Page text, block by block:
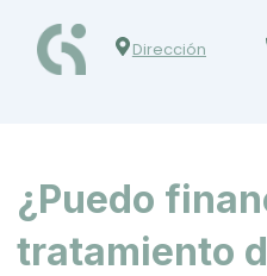
Dirección
¿Puedo
tratamiento